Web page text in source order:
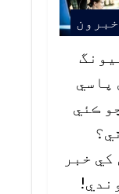
پاسي
ڪئي
خبر